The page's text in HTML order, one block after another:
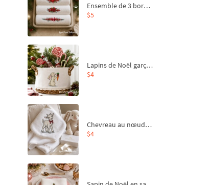
Ensemble de 3 bordures de Noël pour broderie machine
$5
Lapins de Noël garçon et fille - 4 tailles
$4
Chevreau au nœud rouge – broderie machine, 4 tailles
$4